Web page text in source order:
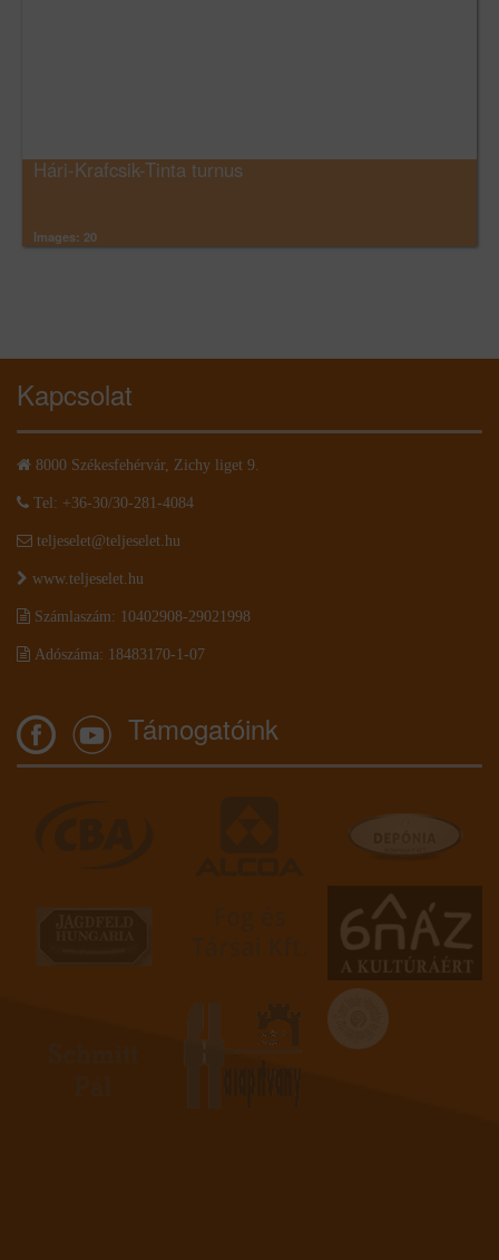
Hári-Krafcsik-Tinta turnus
Images: 20
Kapcsolat
8000 Székesfehérvár, Zichy liget 9.
Tel: +36-30/30-281-4084
teljeselet@teljeselet.hu
www.teljeselet.hu
Számlaszám: 10402908-29021998
Adószáma: 18483170-1-07
Támogatóink